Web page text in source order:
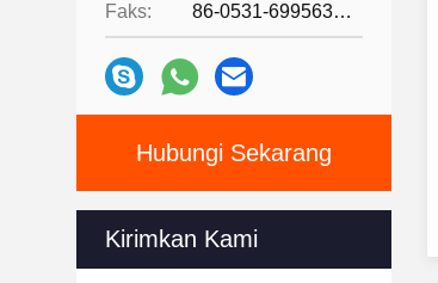
Faks: 86-0531-69956329
Hubungi Sekarang
Kirimkan Kami